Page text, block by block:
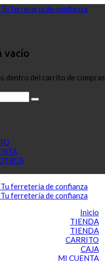
vacío
dentro del carrito de compras
Inicio
TIENDA
TIENDA
CARRITO
CAJA
MI CUENTA